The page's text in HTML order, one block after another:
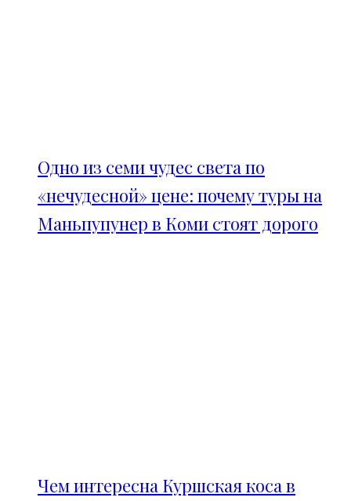
Одно из семи чудес света по
«нечудесной» цене: почему туры на
Маньпупунер в Коми стоят дорого
Чем интересна Куршская коса в